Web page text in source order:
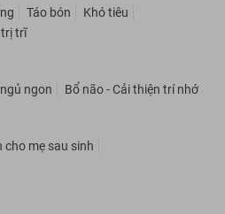
Táo bón
Khó tiêu
trị trĩ
ngon Bổ não - Cải thiện trí nhớ
cho mẹ sau sinh